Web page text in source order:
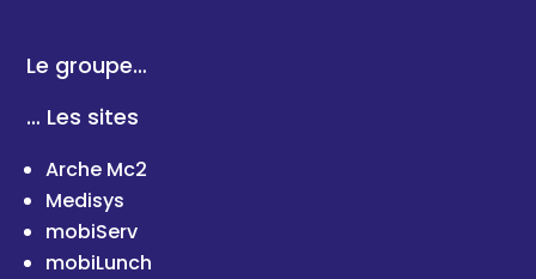
Le groupe…
… Les sites
Arche Mc2
Medisys
mobiServ
mobiLunch